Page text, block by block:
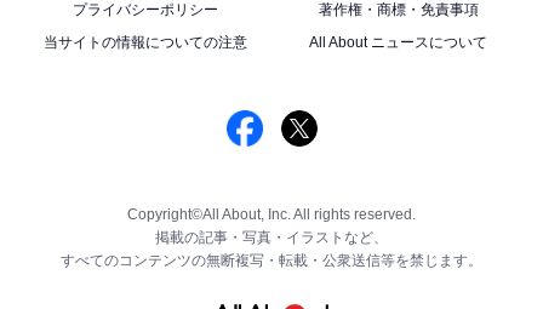
プライバシーポリシー
著作権・商標・免責事項
当サイトの情報についての注意
All About ニュースについて
Copyright©All About, Inc. All rights reserved.
掲載の記事・写真・イラストなど、
すべてのコンテンツの無断複写・転載・公衆送信等を禁じます。